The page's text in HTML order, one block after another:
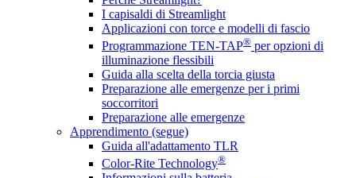
I capisaldi di Streamlight
Applicazioni con torce e modelli di fascio
Programmazione TEN-TAP® per opzioni di
illuminazione flessibili
Guida alla scelta della torcia giusta
Preparazione alle emergenze per i primi
soccorritori
Preparazione alle emergenze
Apprendimento (segue)
Guida all'adattamento TLR
Color-Rite Technology®